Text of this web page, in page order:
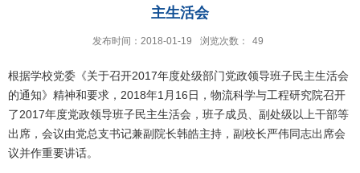
主生活会
发布时间：2018-01-19 浏览次数： 49
根据学校党委《关于召开2017年度处级部门党政领导班子民主生活会
的通知》精神和要求，2018年1月16日，物流科学与工程研究院召开
了2017年度党政领导班子民主生活会，班子成员、副处级以上干部等
出席，会议由党总支书记兼副院长韩皓主持，副校长严伟同志出席会
议并作重要讲话。